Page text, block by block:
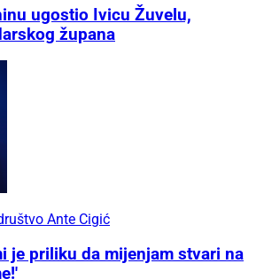
ugostio Ivicu Žuvelu,
župana
Ante Cigić
je priliku da mijenjam stvari na